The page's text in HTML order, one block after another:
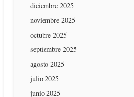
diciembre 2025
noviembre 2025
octubre 2025
septiembre 2025
agosto 2025
julio 2025
junio 2025